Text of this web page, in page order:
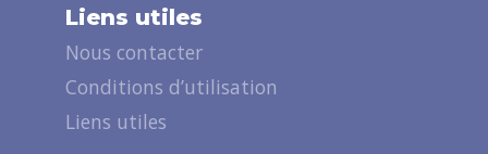
Liens utiles
Nous contacter
Conditions d’utilisation
Liens utiles